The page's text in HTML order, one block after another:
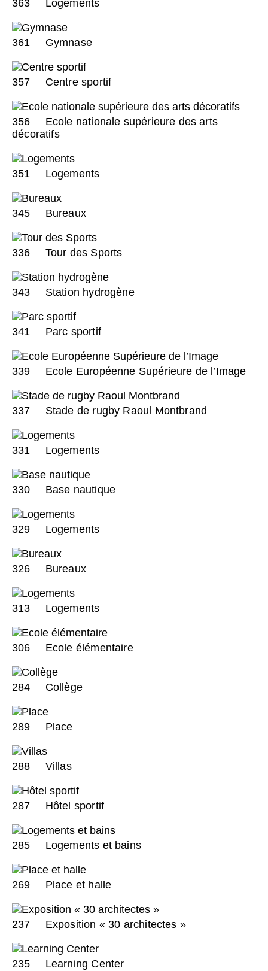
363 Logements
361 Gymnase
357 Centre sportif
356
Ecole nationale supérieure des arts
décoratifs
351 Logements
345 Bureaux
336 Tour des Sports
343 Station hydrogène
341 Parc sportif
339 Ecole Européenne Supérieure de l’Image
337 Stade de rugby Raoul Montbrand
331 Logements
330 Base nautique
329 Logements
326 Bureaux
313 Logements
306 Ecole élémentaire
284 Collège
289 Place
288 Villas
287 Hôtel sportif
285 Logements et bains
269 Place et halle
237 Exposition « 30 architectes »
235 Learning Center